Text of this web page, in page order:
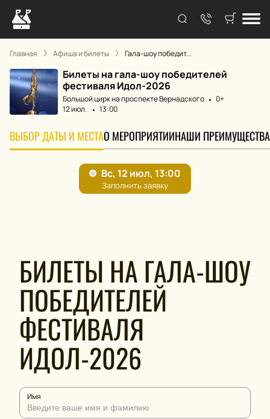
Главная Афиша и билеты Гала-шоу победит...
Билеты на гала-шоу победителей
фестиваля Идол-2026
Большой цирк на проспекте Вернадского
0+
12 июл.
13:00
ВЫБОР ДАТЫ И МЕСТАО МЕРОПРИЯТИИНАШИ ПРЕИМУЩЕСТВА
БИЛЕТЫ НА ГАЛА-ШОУ
ПОБЕДИТЕЛЕЙ
ФЕСТИВАЛЯ
ИДОЛ-2026
Имя